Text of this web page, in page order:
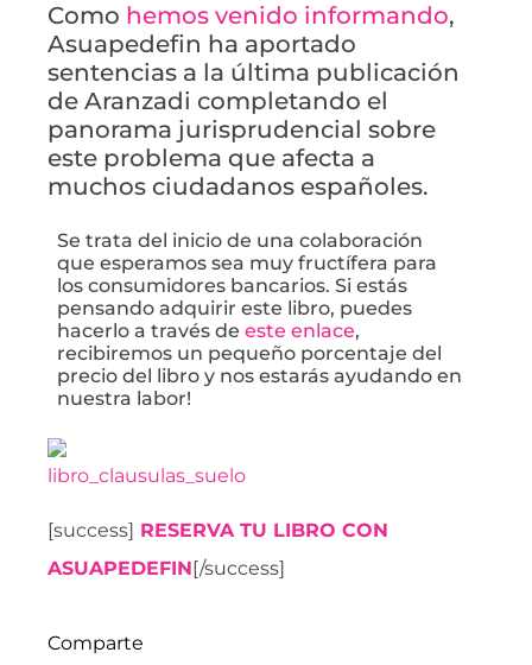
Como hemos venido informando,
Asuapedefin ha aportado
sentencias a la última publicación
de Aranzadi completando el
panorama jurisprudencial sobre
este problema que afecta a
muchos ciudadanos españoles.
Se trata del inicio de una colaboración
que esperamos sea muy fructífera para
los consumidores bancarios. Si estás
pensando adquirir este libro, puedes
hacerlo a través de este enlace,
recibiremos un pequeño porcentaje del
precio del libro y nos estarás ayudando en
nuestra labor!
[success] RESERVA TU LIBRO CON
ASUAPEDEFIN [/success]
Comparte